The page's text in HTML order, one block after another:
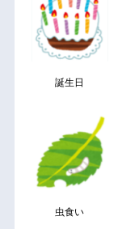
誕生日
虫食い